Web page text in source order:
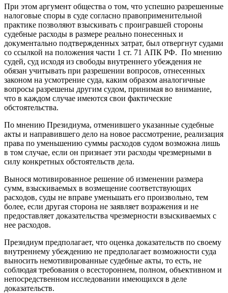
При этом аргумент общества о том, что успешно разрешенные
налоговые споры в суде согласно правоприменительной
практике позволяют взыскивать с проигравшей стороны
судебные расходы в размере реально понесенных и
документально подтвержденных затрат, был отвергнут судами
со ссылкой на положения части 1 ст. 71 АПК РФ. По мнению
судей, суд исходя из свободы внутреннего убеждения не
обязан учитывать при разрешении вопросов, отнесенных
законом на усмотрение суда, каким образом аналогичные
вопросы разрешены другим судом, принимая во внимание,
что в каждом случае имеются свои фактические
обстоятельства.
По мнению Президиума, отменившего указанные судебные
акты и направившего дело на новое рассмотрение, реализация
права по уменьшению суммы расходов судом возможна лишь
в том случае, если он признает эти расходы чрезмерными в
силу конкретных обстоятельств дела.
Вынося мотивированное решение об изменении размера
сумм, взыскиваемых в возмещение соответствующих
расходов, суды не вправе уменьшать его произвольно, тем
более, если другая сторона не заявляет возражения и не
предоставляет доказательства чрезмерности взыскиваемых с
нее расходов.
Президиум предполагает, что оценка доказательств по своему
внутреннему убеждению не предполагает возможности суда
выносить немотивированные судебные акты, то есть, не
соблюдая требования о всестороннем, полном, объективном и
непосредственном исследовании имеющихся в деле
доказательств.